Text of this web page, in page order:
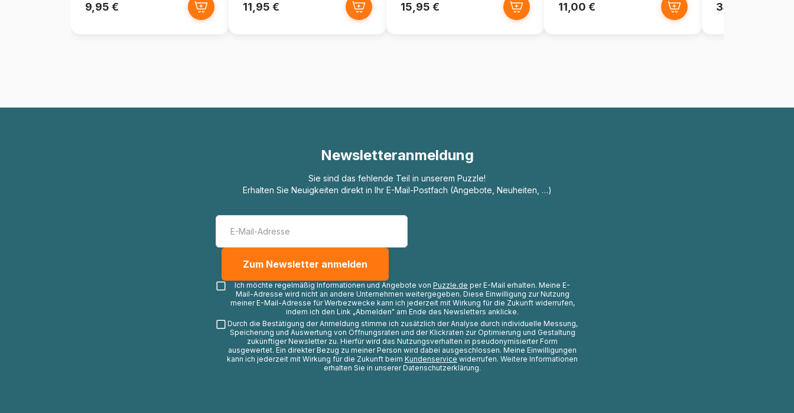
9,95 € 11,95 € 15,95 € 11,00 € 34,95 €
Newsletteranmeldung
Sie sind das fehlende Teil in unserem Puzzle!
Erhalten Sie Neuigkeiten direkt in Ihr E-Mail-Postfach (Angebote, Neuheiten, …)
Ich möchte regelmäßig Informationen und Angebote von Puzzle.de per E-Mail erhalten. Meine E-
Mail-Adresse wird nicht an andere Unternehmen weitergegeben. Diese Einwilligung zur Nutzung
meiner E-Mail-Adresse für Werbezwecke kann ich jederzeit mit Wirkung für die Zukunft widerrufen,
indem ich den Link „Abmelden" am Ende des Newsletters anklicke.
Durch die Bestätigung der Anmeldung stimme ich zusätzlich der Analyse durch individuelle Messung,
Speicherung und Auswertung von Öffnungsraten und der Klickraten zur Optimierung und Gestaltung
zukünftiger Newsletter zu. Hierfür wird das Nutzungsverhalten in pseudonymisierter Form
ausgewertet. Ein direkter Bezug zu meiner Person wird dabei ausgeschlossen. Meine Einwilligungen
kann ich jederzeit mit Wirkung für die Zukunft beim Kundenservice widerrufen. Weitere Informationen
erhalten Sie in unserer Datenschutzerklärung.